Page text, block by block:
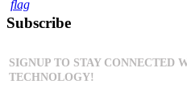
Subscribe